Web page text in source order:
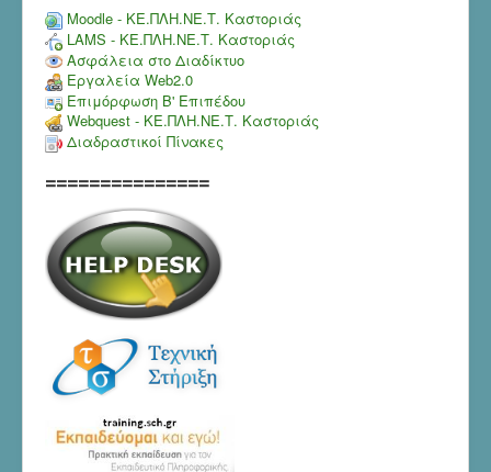
Moodle - ΚΕ.ΠΛΗ.ΝΕ.Τ. Καστοριάς
LAMS - ΚΕ.ΠΛΗ.ΝΕ.Τ. Καστοριάς
Ασφάλεια στο Διαδίκτυο
Εργαλεία Web2.0
Επιμόρφωση Β' Επιπέδου
Webquest - ΚΕ.ΠΛΗ.ΝΕ.Τ. Καστοριάς
Διαδραστικοί Πίνακες
===============